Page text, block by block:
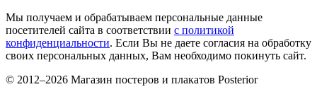
Мы получаем и обрабатываем персональные данные
посетителей сайта в соответствии с политикой
конфиденциальности. Если Вы не даете согласия на обработку
своих персональных данных, Вам необходимо покинуть сайт.
© 2012–2026 Магазин постеров и плакатов Posterior